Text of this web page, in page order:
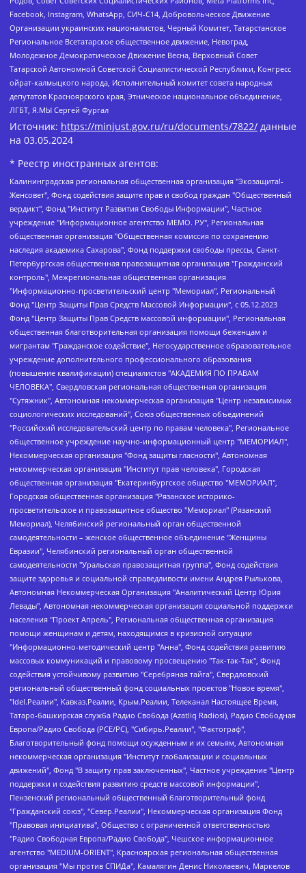
Facebook, Instagram, WhatsApp, СИЧ-С14, Добровольческое Движение
Организации украинских националистов, Черный Комитет, Татарстанское
Региональное Всетатарское общественное движение, Невоград,
Молодежное Демократическое Движение Весна, Верховный Совет
Татарской Автономной Советской Социалистической Республики, Конгресс
ойрат-калмыцкого народа, Исполнительный комитет совета народных
депутатов Красноярского края, Этническое национальное объединение,
ЛГБТ, Я.МЫ Сергей Фургал
Источник: https://minjust.gov.ru/ru/documents/7822/ данные
на 03.05.2024
* Реестр иностранных агентов:
Калининградская региональная общественная организация "Экозащита!-Женсовет", Фонд содействия защите прав и свобод граждан "Общественный вердикт", Фонд "Институт Развития Свободы Информации", Частное учреждение "Информационное агентство МЕМО. РУ", Региональная общественная организация "Общественная комиссия по сохранению наследия академика Сахарова", Фонд поддержки свободы прессы, Санкт-Петербургская общественная правозащитная организация "Гражданский контроль", Межрегиональная общественная организация "Информационно-просветительский центр "Мемориал", Региональный Фонд "Центр Защиты Прав Средств Массовой Информации", с 05.12.2023 Фонд "Центр Защиты Прав Средств массовой информации", Региональная общественная благотворительная организация помощи беженцам и мигрантам "Гражданское содействие", Негосударственное образовательное учреждение дополнительного профессионального образования (повышение квалификации) специалистов "АКАДЕМИЯ ПО ПРАВАМ ЧЕЛОВЕКА", Свердловская региональная общественная организация "Сутяжник", Автономная некоммерческая организация "Центр независимых социологических исследований", Союз общественных объединений "Российский исследовательский центр по правам человека", Региональное общественное учреждение научно-информационный центр "МЕМОРИАЛ", Некоммерческая организация "Фонд защиты гласности", Автономная некоммерческая организация "Институт прав человека", Городская общественная организация "Екатеринбургское общество "МЕМОРИАЛ", Городская общественная организация "Рязанское историко-просветительское и правозащитное общество "Мемориал" (Рязанский Мемориал), Челябинский региональный орган общественной самодеятельности – женское общественное объединение "Женщины Евразии", Челябинский региональный орган общественной самодеятельности "Уральская правозащитная группа", Фонд содействия защите здоровья и социальной справедливости имени Андрея Рылькова, Автономная Некоммерческая Организация "Аналитический Центр Юрия Левады", Автономная некоммерческая организация социальной поддержки населения "Проект Апрель", Региональная общественная организация помощи женщинам и детям, находящимся в кризисной ситуации "Информационно-методический центр "Анна", Фонд содействия развитию массовых коммуникаций и правовому просвещению "Так-так-Так", Фонд содействия устойчивому развитию "Серебряная тайга", Свердловский региональный общественный фонд социальных проектов "Новое время", "Idel.Реалии", Кавказ.Реалии, Крым.Реалии, Телеканал Настоящее Время, Татаро-башкирская служба Радио Свобода (Azatliq Radiosi), Радио Свободная Европа/Радио Свобода (PCE/PC), "Сибирь.Реалии", "Фактограф", Благотворительный фонд помощи осужденным и их семьям, Автономная некоммерческая организация "Институт глобализации и социальных движений", Фонд "В защиту прав заключенных", Частное учреждение "Центр поддержки и содействия развитию средств массовой информации", Пензенский региональный общественный благотворительный фонд "Гражданский союз", "Север.Реалии", Некоммерческая организация Фонд "Правовая инициатива", Общество с ограниченной ответственностью "Радио Свободная Европа/Радио Свобода", Чешское информационное агентство "MEDIUM-ORIENT", Красноярская региональная общественная организация "Мы против СПИДа", Камалягин Денис Николаевич, Маркелов Сергей Евгеньевич, Пономарев Лев Александрович, Савицкая Людмила Алексеевна, Автономная некоммерческая организация "Центр по работе с проблемой насилия "НАСИЛИЮ.НЕТ", Межрегиональный профессиональный союз работников здравоохранения "Альянс врачей", Юридическое лицо, зарегистрированное в Латвийской Республике, SIA "Medusa Project" (регистрационный номер 40103797863, дата регистрации 10.06.2014), Некоммерческая организация "Фонд по борьбе с коррупцией", Автономная некоммерческая организация "Институт права и публичной политики", Баданин Роман Сергеевич, Гликин Максим Александрович, Железнова Мария Михайловна, Лукьянова Юлия Сергеевна, Маетная Елизавета Витальевна, Маняхин Петр Борисович, Чуракова Ольга Владимировна, Ярош Юлия Петровна, Юридическое лицо "The Insider SIA", зарегистрированное в Риге, Латвийская Республика (дата регистрации 26.06.2015), являющееся администратором доменного имени интернет-издания "The Insider SIA", https://theins.ru, Постернак Алексей Евгеньевич, Рубин Михаил Аркадьевич, Анин Роман Александрович, Юридическое лицо Istories fonds, зарегистрированное в Латвийской Республике (регистрационный номер 50008295751, дата регистрации 24.02.2020), Великовский Дмитрий Александрович, Долинина Ирина Николаевна, Мароховская Алеся Алексеевна, Шлейнов Роман Юрьевич, Шмагун Олеся Валентиновна, Общество с ограниченной ответственностью "Альтаир 2021", Общество с ограниченной ответственностью "Вега 2021", Общество с ограниченной ответственностью "Главный редактор 2021", Общество с ограниченной ответственностью "Ромашки монолит", Важенков Артем Валерьевич, Ивановская областная общественная организация "Центр гендерных исследований", Гурман Юрий Альбертович, Медиапроект "ОВД-Инфо", Егоров Владимир Владимирович, Жилинский Владимир Александрович, Общество с ограниченной ответственностью "ЗП", Иванова София Юрьевна, Карезина Инна Павловна, Кильтау Екатерина Викторовна, Петров Алексей Викторович, Пискунов Сергей Евгеньевич, Смирнов Сергей Сергеевич, Тихонов Михаил Сергеевич, Общество с ограниченной ответственностью "ЖУРНАЛИСТ-ИНОСТРАННЫЙ АГЕНТ", Арапова Галина Юрьевна, Вольтская Татьяна Анатольевна, Американская компания "Mason G.E.S. Anonymous Foundation" (США), являющаяся владельцем интернет-издания https://mnews.world/, Компания "Stichting Bellingcat", зарегистрированная в Нидерландах (дата регистрации 11.07.2018), Захаров Андрей Вячеславович, Клепиковская Екатерина Дмитриевна, Общество с ограниченной ответственностью "МЕМО", Перл Роман Александрович, Симонов Евгений Алексеевич, Соловьева Елена Анатольевна, Сотников Даниил Владимирович, Сурначева Елизавета Дмитриевна, Автономная некоммерческая организация по защите прав человека и информированию населения "Якутия – Наше Мнение", Общество с ограниченной ответственностью "Москоу диджитал медиа", с 26.01.2023 Общество с ограниченной ответственностью "Чайка Белые сады", Ветошкина Валерия Валерьевна, Заговора Максим Александрович, Межрегиональное общественное движение "Российская ЛГБТ - сеть", Оленичев Максим Владимирович, Павлов Иван Юрьевич, Скворцова Елена Сергеевна, Общество с ограниченной ответственностью "Как бы инагент", Кочетков Игорь Викторович, Общество с ограниченной ответственностью "Честные выборы", Еланчик Олег Александрович, Общество с ограниченной ответственностью "Нобелевский призыв", Гималова Регина Эмилевна, Григорьев Андрей Валерьевич, Григорьева Алина Александровна, Ассоциация по содействию защите прав призывников, альтернативнослужащих и военнослужащих "Правозащитная группа "Гражданин.Армия.Право", Хисамова Регина Фаритовна, Автономная некоммерческая организация по реализации социально-правовых программ "Лилит", Дальневосточное общественное движение "Маяк", Санкт-Петербургская ЛГБТ-инициативная группа "Выход", Инициативная группа ЛГБТ+ "Реверс", Алексеев Андрей Викторович, Бекбулатова Таисия Львовна, Беляев Иван Михайлович, Владыкина Елена Сергеевна, Гельман Марат Александрович, Никульшина Вероника Юрьевна, Толоконникова Надежда Андреевна, Шендерович Виктор Анатольевич, Общество с ограниченной ответственностью "Данное сообщение", Общество с ограниченной ответственностью Издательский дом "Новая глава", Айнбиндер Александра Александровна, Московский комьюнити-центр для ЛГБТ+инициатив, Благотворительный фонд развития филантропии, Deutsche Welle (Германия, Kurt-Schumacher-Strasse 3, 53113 Bonn), Борзунова Мария Михайловна, Воробьев Виктор Викторович, Голубева Анна Львовна, Константинова Алла Михайловна, Малкова Ирина Владимировна, Мурадов Мурад Абдулгалимович, Осетинская Елизавета Николаевна, Понасенков Евгений Николаевич, Ганапольский Матвей Юрьевич, Киселев Евгений Алексеевич, Борухович Ирина Григорьевна, Дремин Иван Тимофеевич, Дубровский Дмитрий Викторович, Красноярская региональная общественная организация поддержки и развития альтернативных образовательных технологий и межкультурных коммуникаций "ИНТЕРРА", Маяковская Екатерина Алексеевна, Фейгин Марк Захарович, Филимонов Андрей Викторович, Дзугкоева Регина Николаевна, Доброхотов Роман Александрович, Дудь Юрий Александрович, Елкин Сергей Владимирович, Кругликов Кирилл Игоревич, Сабунаева Мария Леонидовна, Семенов Алексей Владимирович, Шаинян Карен Багратович, Шульман Екатерина Михайловна, Асафьев Артур Валерьевич, Вахштайн Виктор Семенович, Венедиктов Алексей Алексеевич, Лушникова Екатерина Евгеньевна, Волков Леонид Михайлович, Невзоров Александр Глебович, Пархоменко Сергей Борисович, Сироткин Ярослав Николаевич, Кара-Мурза Владимир Владимирович, Баранова Наталья Владимировна, Гозман Леонид Яковлевич, Кагарлицкий Борис Юльевич, Климарев Михаил Валерьевич, Милов Владимир Станиславович, Автономная некоммерческая организация Краснодарский центр современного искусства "Типография", Моргенштерн Алишер Тагирович, Соболь Любовь Эдуардовна, Общество с ограниченной ответственностью "ЛИЗА НОРМ", Каспаров Гарри Кимович, Ходорковский Михаил Борисович, Общество с ограниченной ответственностью "Апрельские тезисы", Данилович Ирина Брониславовна, Кашин Олег Владимирович, Петров Николай Владимирович, Пивоваров Алексей Владимирович, Соколов Михаил Владимирович, Цветкова Юлия Владимировна, Чичваркин Евгений Александрович, Комитет против пыток/Команда против пыток, Общество с ограниченной ответственностью "Первый научный", Общество с ограниченной ответственностью "Вертолет и ко", Белоцерковская Вероника Борисовна, Кац Максим Евгеньевич, Лазарева Татьяна Юрьевна, Шаведдинов Руслан Табризович, Яшин Илья Валерьевич, Общество с ограниченной ответственностью "Иноагент ААВ", Алешковский Дмитрий Петрович, Альбац Евгения Марковна, Быков Дмитрий Львович, Галямина Юлия Евгеньевна, Лойко Сергей Леонидович, Мартынов Кирилл Константинович, Медведев Сергей Александрович, Крашенинников Федор Геннадиевич, Гордеева Катерина Вл